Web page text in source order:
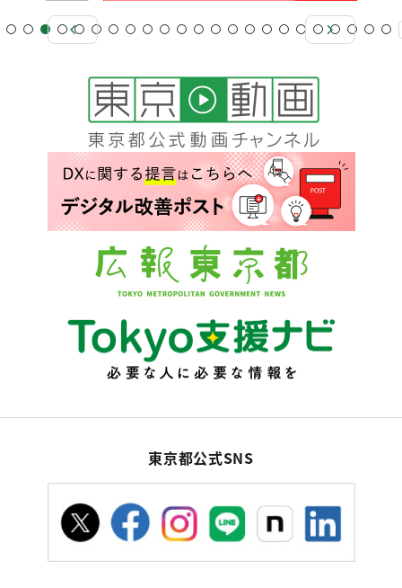
東京都公式SNS